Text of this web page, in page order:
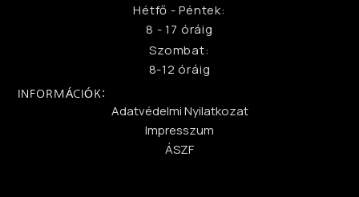
Hétfő - Péntek:
8 - 17 óráig
Szombat:
8-12 óráig
INFORMÁCIÓK:
Adatvédelmi Nyilatkozat
Impresszum
ÁSZF